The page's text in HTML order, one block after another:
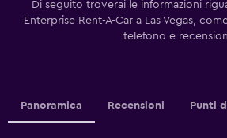
Di seguito troverai le informazioni
Enterprise Rent-A-Car a Las Vegas,
telefono e
Panoramica Recensioni Punti